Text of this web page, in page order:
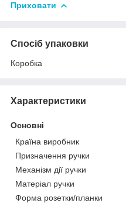
Приховати
Спосіб упаковки
Коробка
Характеристики
Основні
Країна виробник
Призначення ручки
Механізм дії ручки
Матеріал ручки
Форма розетки/планки